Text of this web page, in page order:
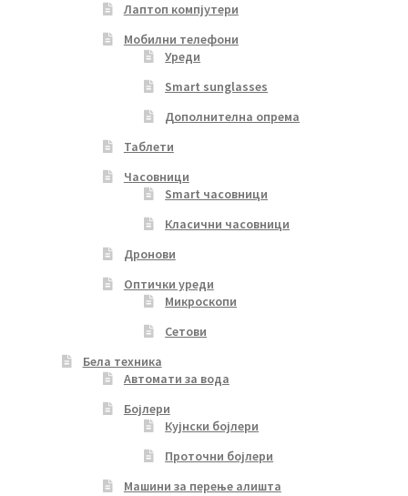
Лаптоп компјутери
Мобилни телефони
Уреди
Smart sunglasses
Дополнителна опрема
Таблети
Часовници
Smart часовници
Класични часовници
Дронови
Оптички уреди
Микроскопи
Сетови
Бела техника
Автомати за вода
Бојлери
Кујнски бојлери
Проточни бојлери
Машини за перење алишта